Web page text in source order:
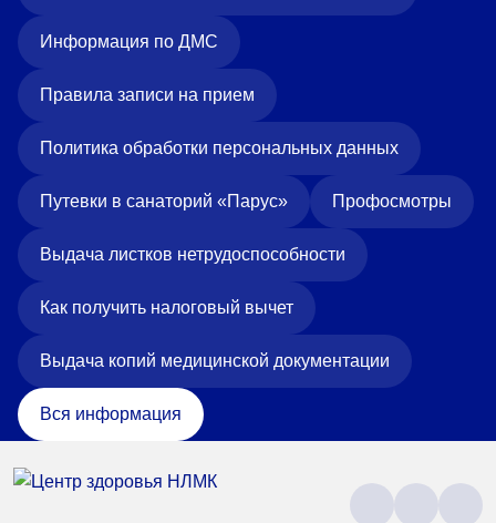
Информация по ДМС
Правила записи на прием
Политика обработки персональных данных
Путевки в санаторий «Парус» Профосмотры
Выдача листков нетрудоспособности
Как получить налоговый вычет
Выдача копий медицинской документации
Вся информация